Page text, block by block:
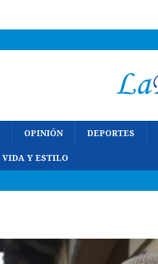
OPINIÓN DEPORTES
VIDA Y ESTILO